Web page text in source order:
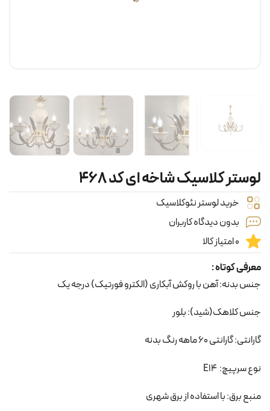
لوستر کلاسیک شاخه ای کد ۴۶۸
خرید لوستر نئوکلاسیک
بدون دیدگاه کاربران
0 امتیاز کالا
معرفی کوتاه :
جنس بدنه: آهن با روکش آبکاری (الکترو فورتیک) درجه یک
جنس کلاهک(شید): بلور
گارانتی: گارانتی 60 ماهه رنگ بدنه
نوع سرپیچ: E14
منبع برق: با استفاده از برق شهری